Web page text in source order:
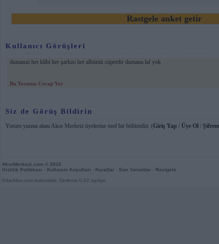
Rastgele anket getir
Kullanıcı Görüşleri
dumanın her klibi her şarkısı her albümü süperdir dumana laf yok
Bu Yoruma Cevap Ver
Siz de Görüş Bildirin
Yorum yazma alanı Akor Merkezi üyelerine özel bir bölümdür. (Giriş Yap / Üye Ol /
AkorMerkezi.com © 2026
Gizlilik Politikası - Kullanım Koşulları - Kurallar - Son Yorumlar - Rastgele
GitarAkor.com kolonisidir. Derleme 0,02 saniye.